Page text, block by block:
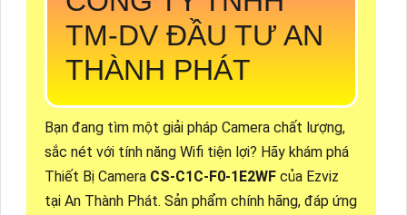
TM-DV ĐẦU TƯ AN
THÀNH PHÁT
Bạn đang tìm một giải pháp Camera chất lượng,
sắc nét với tính năng Wifi tiện lợi? Hãy khám phá
Thiết Bị Camera CS-C1C-F0-1E2WF của Ezviz
tại An Thành Phát. Sản phẩm chính hãng, đáp ứng